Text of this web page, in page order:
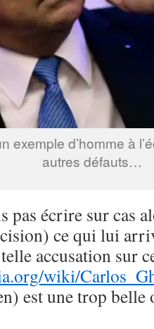
exemple d’homme à
autres défauts…
pas écrire sur cas
ce qui lui
accusation sur
wiki/
est une trop